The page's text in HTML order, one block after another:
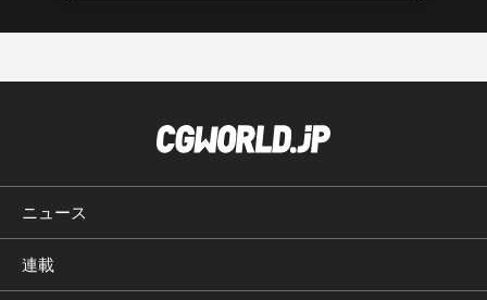
ニュース
連載